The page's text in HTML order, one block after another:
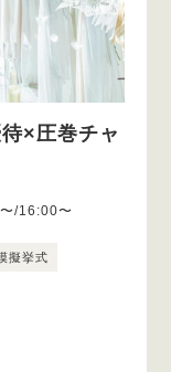
×圧巻チャ
/16:00〜
擬挙式